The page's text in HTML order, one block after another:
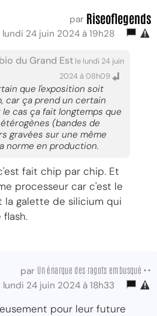
par Riseoflegends
lundi 24 juin 2024 à 19h28
du Grand Est le lundi 24 juin
2024 à 08h09
que l'exposition soit
car ça prend un certain
cas ça fait longtemps que
(bandes de
gravées sur une même
norme en production.
fait chip par chip. Et
processeur car c'est le
la galette de silicium qui
par Un énarque des ragots embusqué ••
lundi 24 juin 2024 à 18h33
pour leur future